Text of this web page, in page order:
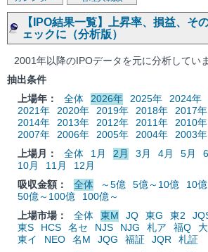
【IPO結果一覧】上昇率、損益、そ
ェックに（分析版）
2001年以降のIPOデータを元に分析していま
抽出条件
上場年：
全体 2026年 2025年 2024年
2021年
2020年 2019年 2018年 2017年
2014年
2013年 2012年 2011年 2010年
2007年
2006年 2005年 2004年 2003年
上場月：
全体 1月 2月 3月 4月 5月
10月
11月
12月
吸収金額：
全体 ～5億 5億～10億
10
50億～100億
100億～
上場市場：
全体 東M JQ 東G 東2
東S
HCS 名セ NJS NJG 札ア 福Q
東イ
NEO 名M JQG 福証 JQR
札証